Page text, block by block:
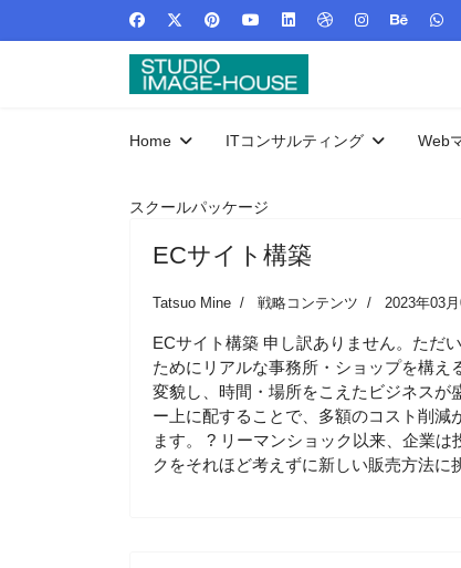
Home ITコンサルティング Web
スクールパッケージ
ECサイト構築
Tatsuo Mine 戦略コンテンツ 2023年03月
ECサイト構築 申し訳ありません。ただ
ためにリアルな事務所・ショップを構え
変貌し、時間・場所をこえたビジネス
ー上に配することで、多額のコスト削
ます。 ? リーマンショック以来、企業
クをそれほど考えずに新しい販売方法に